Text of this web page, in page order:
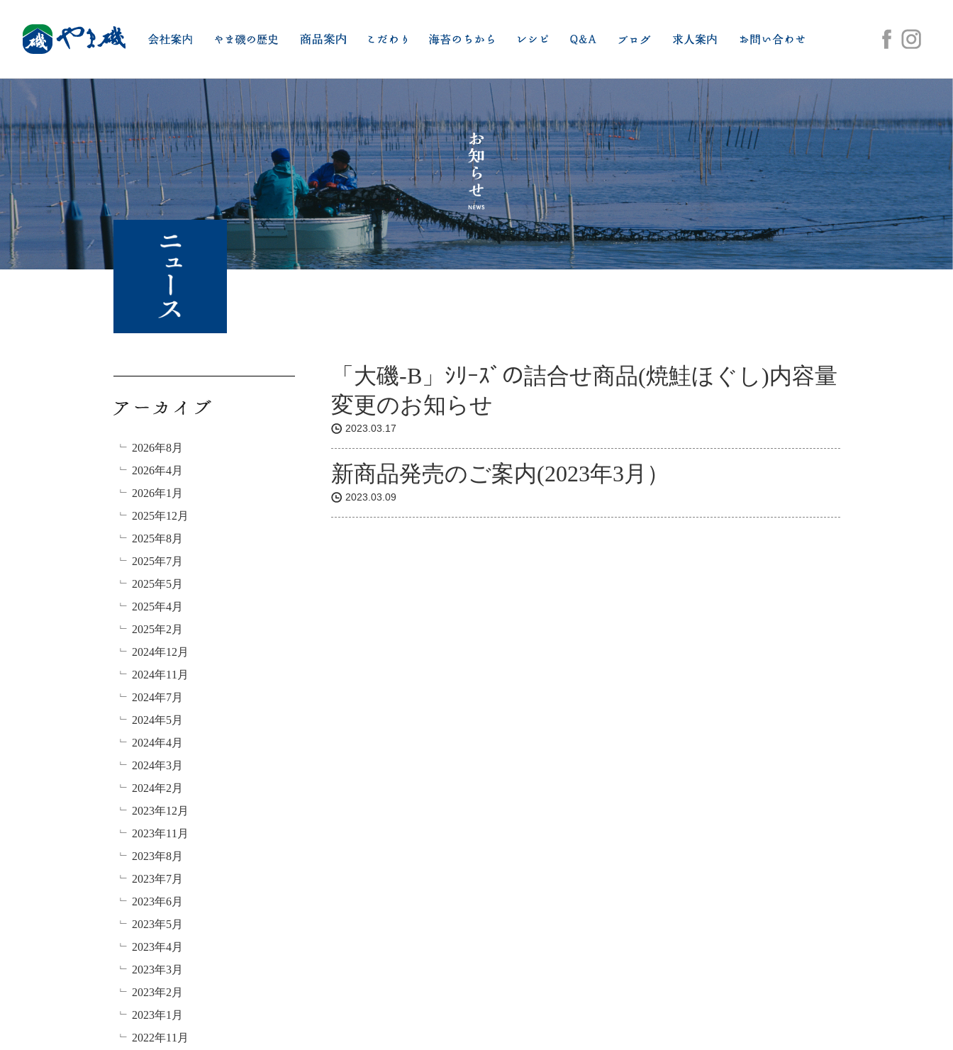
「大磯-B」ｼﾘｰｽﾞの詰合せ商品(焼鮭ほぐし)内容量
変更のお知らせ
2023.03.17
新商品発売のご案内(2023年3月）
2023.03.09
2026年8月
2026年4月
2026年1月
2025年12月
2025年8月
2025年7月
2025年5月
2025年4月
2025年2月
2024年12月
2024年11月
2024年7月
2024年5月
2024年4月
2024年3月
2024年2月
2023年12月
2023年11月
2023年8月
2023年7月
2023年6月
2023年5月
2023年4月
2023年3月
2023年2月
2023年1月
2022年11月